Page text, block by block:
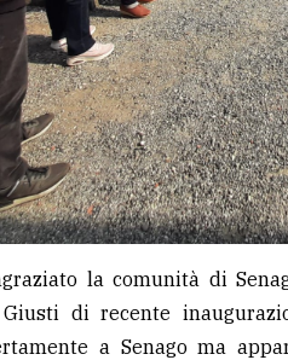
la comunità di
di recente
a Senago ma